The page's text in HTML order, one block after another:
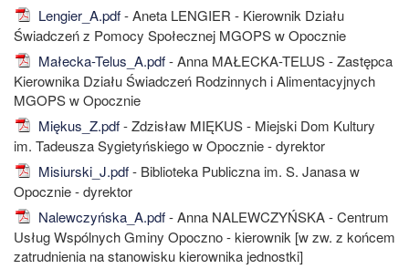
Lengier_A.pdf- Aneta LENGIER - Kierownik Działu
Świadczeń z Pomocy Społecznej MGOPS w Opocznie
Małecka-Telus_A.pdf- Anna MAŁECKA-TELUS - Zastępca
Kierownika Działu Świadczeń Rodzinnych i Alimentacyjnych
MGOPS w Opocznie
Miękus_Z.pdf- Zdzisław MIĘKUS - Miejski Dom Kultury
im. Tadeusza Sygietyńskiego w Opocznie - dyrektor
Misiurski_J.pdf- Biblioteka Publiczna im. S. Janasa w
Opocznie - dyrektor
Nalewczyńska_A.pdf- Anna NALEWCZYŃSKA - Centrum
Usług Wspólnych Gminy Opoczno - kierownik [w zw. z końcem
zatrudnienia na stanowisku kierownika jednostki]